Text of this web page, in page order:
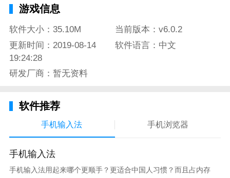
出游，与同学的毕业旅游出行，只要你想出行，就来货
拉拉，不管你遇到什么样的困难出行问题，货拉拉都能
尽力帮你解决。
2，好评率高，让你质量出行
收，只为对的用户搬家，不为贵的价格搬家，用户的美
好体验是货拉拉第一原则。想搬家时就可以叫车，货拉
拉全天候等着您吩咐，让你不再漫长的等待。准确服
游戏信息
软件大小：35.10M
当前版本：v6.0.2
更新时间：2019-08-14
19:24:28
软件语言：中文
研发厂商：暂无资料
软件推荐
手机输入法 手机浏览器
手机输入法
手机输入法用起来哪个更顺手？更适合中国人习惯？而且占内存